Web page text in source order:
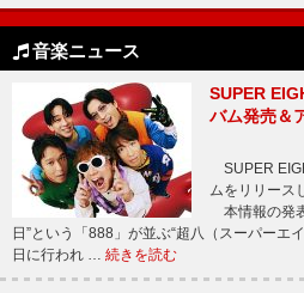
音楽ニュース
SUPER
バム発売＆
SUPER
ムをリリース
本情報の発
日”という「888」が並ぶ“超八（スーパーエ
日に行われ … 続きを読む